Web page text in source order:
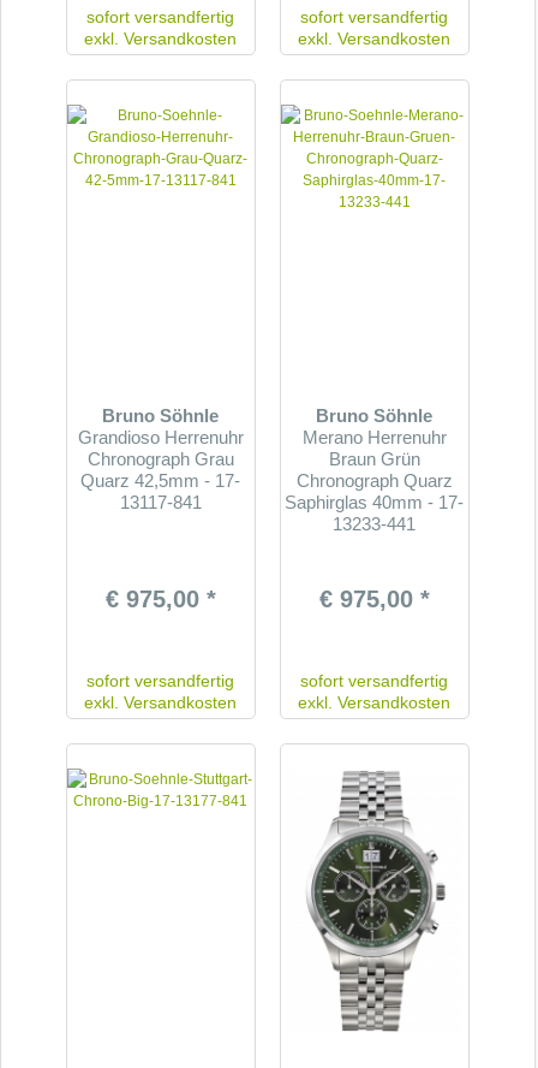
sofort versandfertig
exkl.Versandkosten
sofort versandfertig
exkl.Versandkosten
Bruno Söhnle
Grandioso Herrenuhr
Chronograph Grau
Quarz 42,5mm - 17-
13117-841
€ 975,00 *
sofort versandfertig
exkl.Versandkosten
Bruno Söhnle
Merano Herrenuhr
Braun Grün
Chronograph Quarz
Saphirglas 40mm - 17-
13233-441
€ 975,00 *
sofort versandfertig
exkl.Versandkosten